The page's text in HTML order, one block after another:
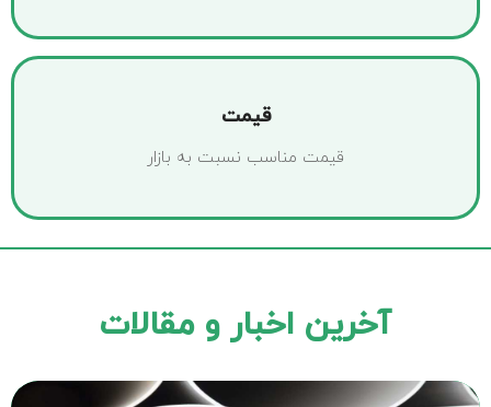
قیمت
قیمت مناسب نسبت به بازار
آخرین اخبار و مقالات